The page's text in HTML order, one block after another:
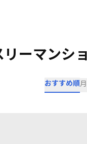
ーマンシ
おすすめ順